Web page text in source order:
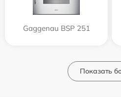
Gaggenau BSP 251
Показать